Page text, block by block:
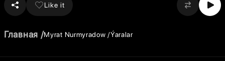
Like it
Главная Myrat Nurmyradow Ýaralar